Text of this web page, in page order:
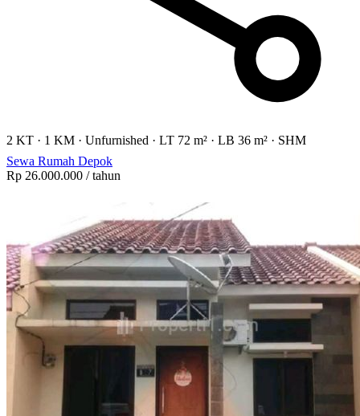
2 KT · 1 KM · Unfurnished · LT 72 m² · LB 36 m² · SHM
Sewa Rumah Depok
Rp 26.000.000 / tahun